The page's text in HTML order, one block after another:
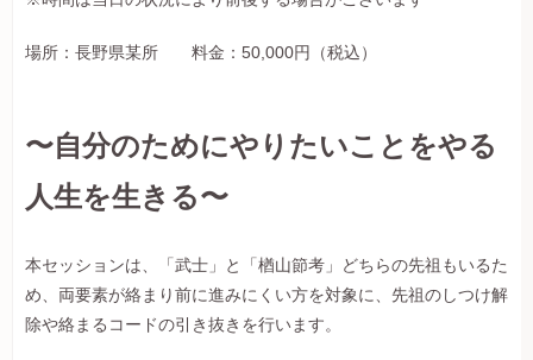
場所：長野県某所 料金：50,000円（税込）
〜自分のためにやりたいことをやる
人生を生きる〜
本セッションは、「武士」と「楢山節考」どちらの先祖もいるた
め、両要素が絡まり前に進みにくい方を対象に、先祖のしつけ解
除や絡まるコードの引き抜きを行います。